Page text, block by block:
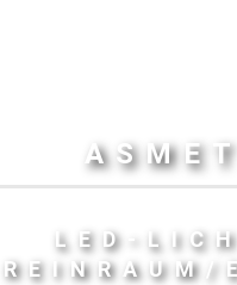
LED-